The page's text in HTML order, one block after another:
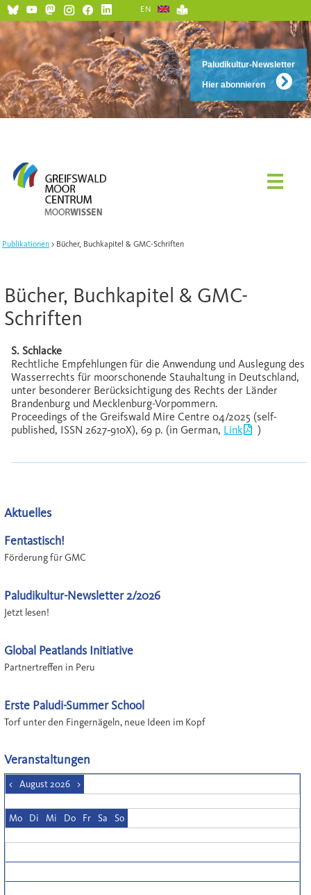
Paludikultur-Newsletter
Hier abonnieren
EN
Publikationen Bücher, Buchkapitel & GMC-Schriften
Bücher, Buchkapitel & GMC-
Schriften
S. Schlacke
Rechtliche Empfehlungen für die Anwendung und Auslegung des
Wasserrechts für moorschonende Stauhaltung in Deutschland,
unter besonderer Berücksichtigung des Rechts der Länder
Brandenburg und Mecklenburg-Vorpommern.
Proceedings of the Greifswald Mire Centre 04/2025 (self-
published, ISSN 2627‐910X), 69 p. (in German, Link )
Aktuelles
Fentastisch!
Förderung für GMC
Paludikultur-Newsletter 2/2026
Jetzt lesen!
Global Peatlands Initiative
Partnertreffen in Peru
Erste Paludi-Summer School
Torf unter den Fingernägeln, neue Ideen im Kopf
Veranstaltungen
< August 2026 >
Mo Di Mi Do Fr Sa So